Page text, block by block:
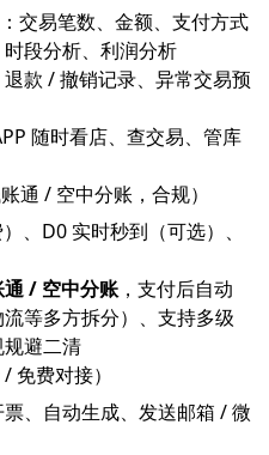
交易笔数、金额、支付方式
段分析、利润分析
款 / 撤销记录、异常交易预
随时看店、查交易、管库
通 / 空中分账，合规）
、D0 实时秒到（可选）、
/ 空中分账 ，支付后自动
等多方拆分）、支持多级
避二清
免费对接）
、自动生成、发送邮箱 / 微